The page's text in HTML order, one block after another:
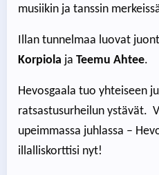
musiikin ja tanssin
Illan tunnelmaa luovat
Korpiola ja Teemu Ahtee.
Hevosgaala tuo yhteiseen
ratsastusurheilun ystävät.
upeimmassa juhlassa –
illalliskorttisi nyt!